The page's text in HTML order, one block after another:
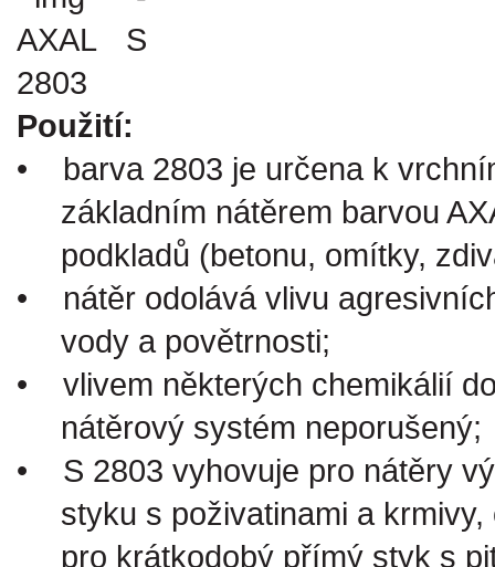
Použití:
•
barva 2803 je určena k
základním nátěrem barvou
podkladů (betonu, omítky,
•
nátěr odolává vlivu
vody a povětrnosti;
• vlivem některých chemikálií
nátěrový systém neporušený;
•
S 2803 vyhovuje pro nátěry
styku s poživatinami a krmivy,
pro krátkodobý přímý styk s